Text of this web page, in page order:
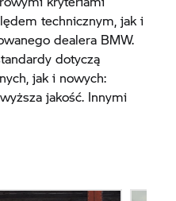
technicznym, jak i
dealera BMW.
dotyczą
jak i nowych:
jakość. Innymi